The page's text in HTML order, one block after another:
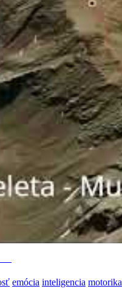
emócia inteligencia motorika